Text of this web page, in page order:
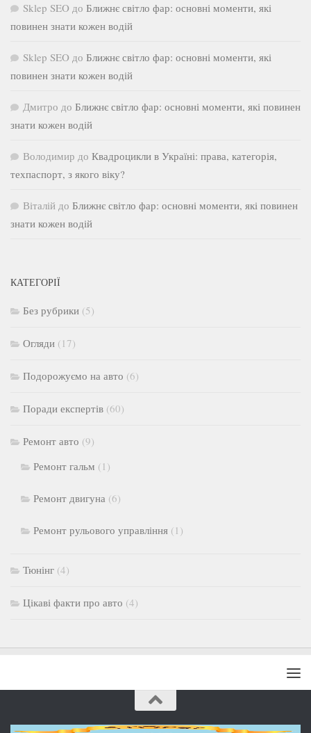
Sklep SEO до Ближнє світло фар: основні моменти, які
повинен знати кожен водій
Sklep SEO до Ближнє світло фар: основні моменти, які
повинен знати кожен водій
Дмитро до Ближнє світло фар: основні моменти, які повинен
знати кожен водій
Володимир до Квадроцикли в Україні: права, категорія,
техпаспорт, з якого віку?
Віталій до Ближнє світло фар: основні моменти, які повинен
знати кожен водій
КАТЕГОРІЇ
Без рубрики (5)
Огляди (17)
Подорожуємо на авто (6)
Поради експертів (60)
Ремонт авто (9)
Ремонт гальм (1)
Ремонт двигуна (6)
Ремонт рульового управління (1)
Тюнінг (4)
Цікаві факти про авто (4)